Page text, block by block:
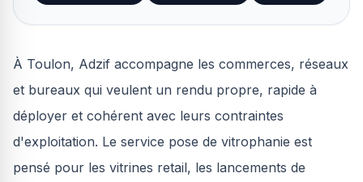
À Toulon, Adzif accompagne les commerces, réseaux
et bureaux qui veulent un rendu propre, rapide à
déployer et cohérent avec leurs contraintes
d'exploitation. Le service pose de vitrophanie est
pensé pour les vitrines retail, les lancements de